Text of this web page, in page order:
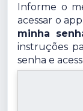
Informe o
acessar o
minha
instruções
senha e